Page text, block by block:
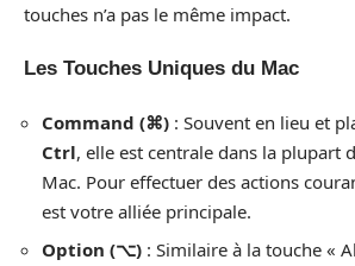
touches n’a pas le même impact.
Les Touches Uniques du Mac
Command (⌘) : Souvent en lieu et
Ctrl, elle est centrale dans la plupart
Mac. Pour effectuer des actions
est votre alliée principale.
Option (⌥) : Similaire à la touche «